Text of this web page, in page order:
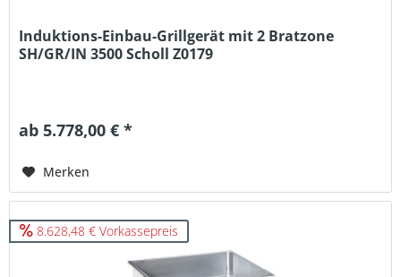
Induktions-Einbau-Grillgerät mit 2 Bratzone
SH/GR/IN 3500 Scholl Z0179
ab 5.778,00 € *
Merken
8.628,48 € Vorkassepreis